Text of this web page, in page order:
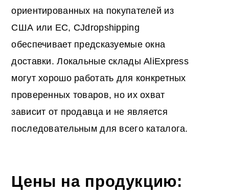
ориентированных на покупателей из
США или ЕС, CJdropshipping
обеспечивает предсказуемые окна
доставки. Локальные склады AliExpress
могут хорошо работать для конкретных
проверенных товаров, но их охват
зависит от продавца и не является
последовательным для всего каталога.
Цены на продукцию: